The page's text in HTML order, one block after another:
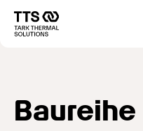
zum
Inhalt
Baureihe